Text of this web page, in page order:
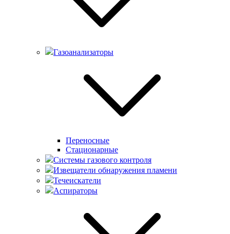
Газоанализаторы
Переносные
Стационарные
Системы газового контроля
Извещатели обнаружения пламени
Течеискатели
Аспираторы